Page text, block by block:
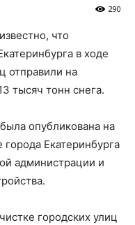
290
что
в ходе
отправили на
тысяч тонн снега.
опубликована на
Екатеринбурга
администрации и
городских улиц